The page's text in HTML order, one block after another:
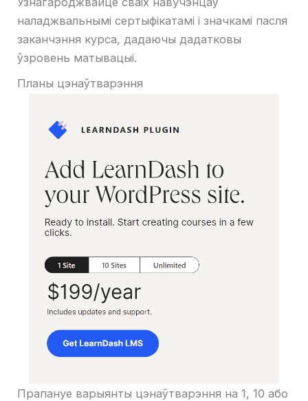
наладжвальнымі сертыфікатамі і значкамі пасля
заканчэння курса, дадаючы дадатковы
ўзровень матывацыі.
Планы цэнаўтварэння
Прапануе варыянты цэнаўтварэння на 1, 10 або